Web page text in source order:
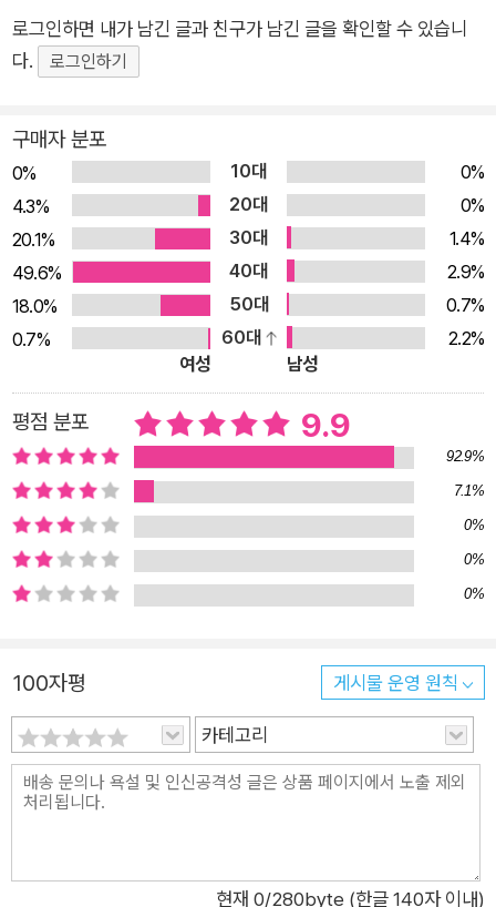
빠!”를 외치고, “너랑 이야기할 시간이 없다”고 소리칩니다. ‘관
계’를 원하는 외계인에게 ‘일’을 내세우면서 말입니다. 《안녕! 외
계인》은 그동안 《망태 할아버지가 온다》, 《떼루떼루》, 《지구를
특유의 시선으로 재창조시켜온 박연철 작가의 신작입니다. 이번
이야기에서 작가는 ‘한글’이라는 문자, 실제 사물을 바탕으로 둔
현실적인 소품 사진, 그리고 작가 특유의 개성이 묻어나는 기법을
이용하여 독특한 외계인 이야기 한 편을 선사합니다. 문자와 사진
과 그림이 결합된 재밌는 시도, 이미지에 대한 흥미로운 상상 《안
녕! 외계인》은 문자와 사진과 그림이 결합되어 이미지가 확장된,
상상력과 관찰력이 돋보이는 이야기입니다. 작가는 문자와 그림,
사진 모두를 이미지로 이해하여 문자가 그림이 되고, 사진이 그림
이 되는 재밌는 타이포그래피 그림책을 만들었습니다. 각각의 문
자들은 이야기의 텍스트가 되기도 하고, 외계인의 이미지가 되기
도 합니다. 또한 전사(글이나 그림 따위를 옮기어 베낌) 기법을
활용하여 외계인이 본 사물의 모습과 실제 사물의 모습, 두 가지
를 보여 주는 구성은 외계인의 시선과 독자(지구인)의 시선을 통
해 이미지를 해석하는 차이와 재미를 보여 줍니다. 상상의 힘은
결국 시선의 차이라는 것을 의미하듯이 말입니다. 위로와 힘, 관
과 친구가 되지 못합니다. 그들은 모두 친구가 될 시간도, 여유도,
마음도 없기 때문이지요. 그런데 마지막으로 만난 여자아이는 자
신이야말로 진짜 진짜 외계인이라고 소개합니다. 그리고 외계인
의 모습에 ‘주목’해 줍니다. 참 재미나게 생겼다며 친구하자고 청
하기까지 하지요. 유유상종(같은 무리끼리 사귐)이라고 해야 할
이가 나타난 것입니다. 그리고 이야기는 그림책을 보고 있는 외계
로그인하면 내가 남긴 글과 친구가 남긴 글을 확인할 수 있습니
다.
로그인하기
구매자 분포
0% 10대
0%
4.3%
20대
0%
20.1%
30대
1.4%
49.6%
40대
2.9%
18.0%
50대
0.7%
0.7%
60대
2.2%
여성
남성
평점 분포 9.9
92.9%
7.1%
0%
0%
0%
100자평 게시물 운영 원칙
카테고리
현재 0/280byte (한글 140자 이내)